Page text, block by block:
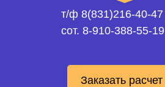
т/ф 8(831)216-40-47
сот. 8-910-388-55-19
Заказать расчет